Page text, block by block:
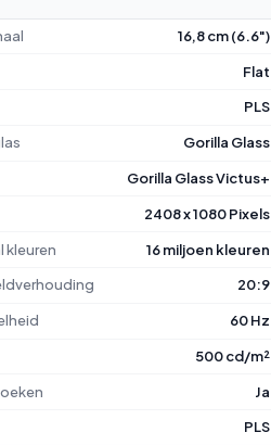
16,8 cm (6.6")
Flat
PLS
Gorilla Glass
Gorilla Glass Victus+
2408 x 1080 Pixels
kleuren 16 miljoen kleuren
20:9
60 Hz
500 cd/m²
Ja
PLS